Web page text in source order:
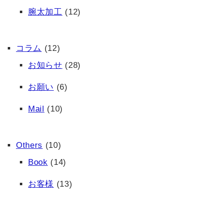
腕太加工 (12)
コラム (12)
お知らせ (28)
お願い (6)
Mail (10)
Others (10)
Book (14)
お客様 (13)